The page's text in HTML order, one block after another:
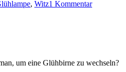
, Witz1 Kommentarzu
um eine Glühbirne zu wechseln?